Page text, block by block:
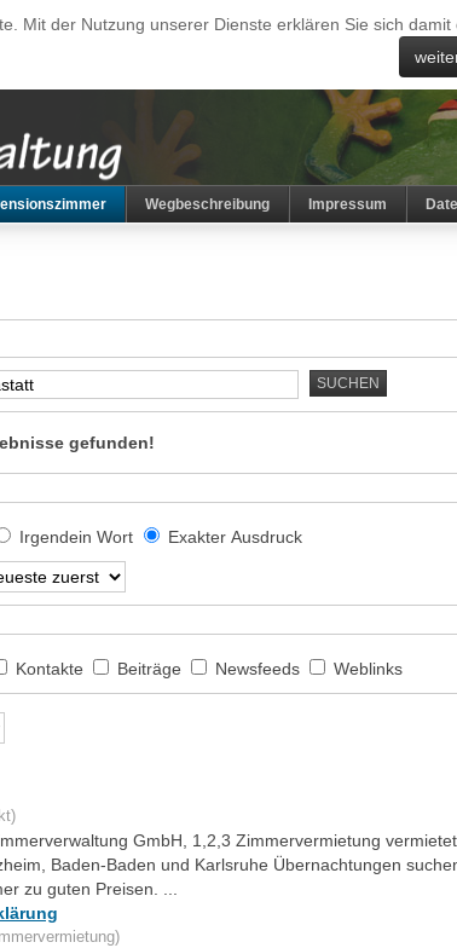
Mit der Nutzung unserer Dienste erklären Sie sich
Wegbeschreibung Impressum
SUCHEN
gefunden!
Irgendein Wort Exakter Ausdruck
Kontakte Beiträge Newsfeeds Weblinks
GmbH, 1,2,3 Zimmervermietung
Baden-Baden und Karlsruhe Übernachtungen
zu guten Preisen. ...